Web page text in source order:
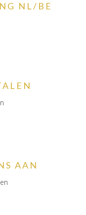
NL/BE
AAN